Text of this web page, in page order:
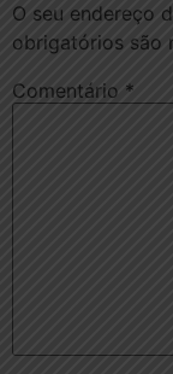
O seu endereço
obrigatórios são
Comentário *